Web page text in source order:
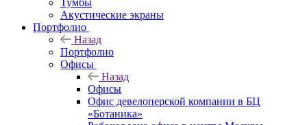
Тумбы
Акустические экраны
Портфолио
Назад
Портфолио
Офисы
Назад
Офисы
Офис девелоперской компании в БЦ
«Ботаника»